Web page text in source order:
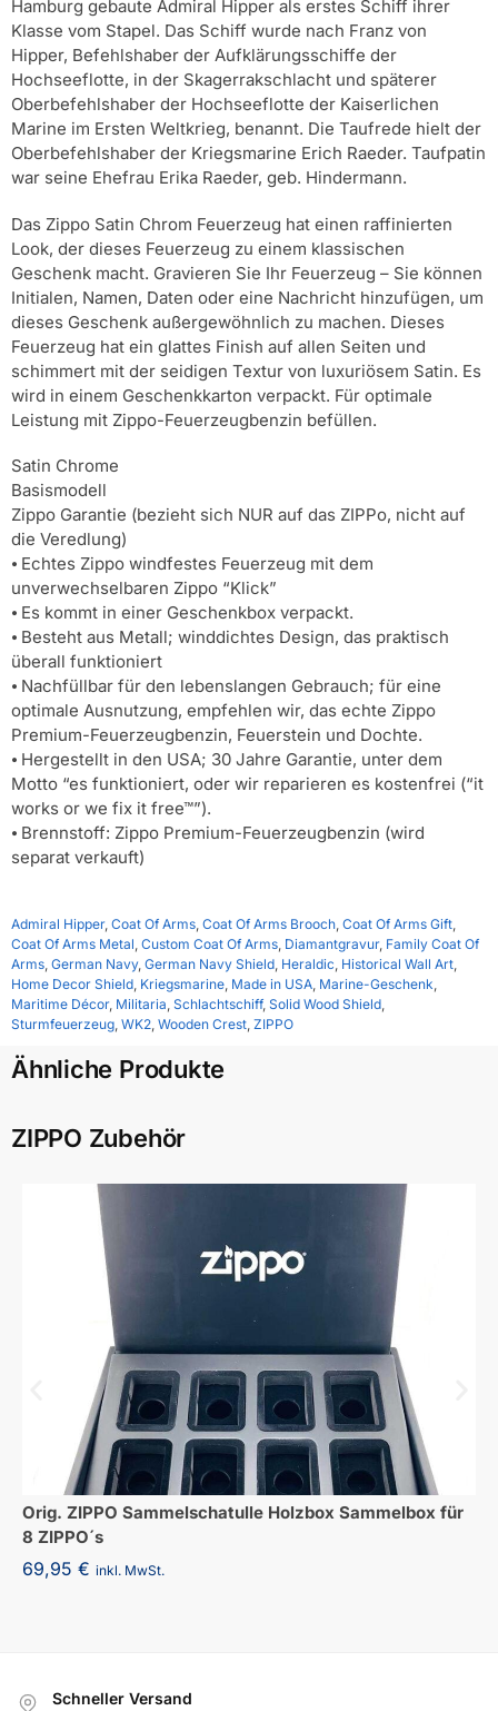
Hamburg gebaute Admiral Hipper als erstes Schiff ihrer
Klasse vom Stapel. Das Schiff wurde nach Franz von
Hipper, Befehlshaber der Aufklärungsschiffe der
Hochseeflotte, in der Skagerrakschlacht und späterer
Oberbefehlshaber der Hochseeflotte der Kaiserlichen
Marine im Ersten Weltkrieg, benannt. Die Taufrede hielt der
Oberbefehlshaber der Kriegsmarine Erich Raeder. Taufpatin
war seine Ehefrau Erika Raeder, geb. Hindermann.
Das Zippo Satin Chrom Feuerzeug hat einen raffinierten
Look, der dieses Feuerzeug zu einem klassischen
Geschenk macht. Gravieren Sie Ihr Feuerzeug – Sie können
Initialen, Namen, Daten oder eine Nachricht hinzufügen, um
dieses Geschenk außergewöhnlich zu machen. Dieses
Feuerzeug hat ein glattes Finish auf allen Seiten und
schimmert mit der seidigen Textur von luxuriösem Satin. Es
wird in einem Geschenkkarton verpackt. Für optimale
Leistung mit Zippo-Feuerzeugbenzin befüllen.
Satin Chrome
Basismodell
Zippo Garantie (bezieht sich NUR auf das ZIPPo, nicht auf
die Veredlung)
⦁ Echtes Zippo windfestes Feuerzeug mit dem
unverwechselbaren Zippo “Klick”
⦁ Es kommt in einer Geschenkbox verpackt.
⦁ Besteht aus Metall; winddichtes Design, das praktisch
überall funktioniert
⦁ Nachfüllbar für den lebenslangen Gebrauch; für eine
optimale Ausnutzung, empfehlen wir, das echte Zippo
Premium-Feuerzeugbenzin, Feuerstein und Dochte.
⦁ Hergestellt in den USA; 30 Jahre Garantie, unter dem
Motto “es funktioniert, oder wir reparieren es kostenfrei (“it
works or we fix it free™”).
⦁ Brennstoff: Zippo Premium-Feuerzeugbenzin (wird
separat verkauft)
Admiral Hipper, Coat Of Arms Coat Of Arms Brooch Coat Of Arms Gift
Coat Of Arms Metal Custom Coat Of Arms Diamantgravur, Family Coat Of
Arms German Navy, German Navy Shield Heraldic Historical Wall Art
Home Decor Shield Kriegsmarine Made in USA Marine-Geschenk
Maritime Décor, Militaria Schlachtschiff, Solid Wood Shield
Sturmfeuerzeug WK2 Wooden Crest ZIPPO
Ähnliche Produkte
ZIPPO Zubehör
Orig. ZIPPO Sammelschatulle Holzbox Sammelbox für
8 ZIPPO´s
69,95 € inkl. MwSt.
Schneller Versand